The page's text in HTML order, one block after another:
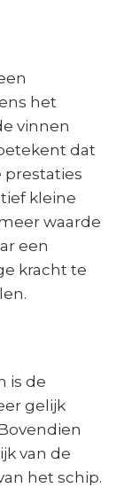
het
vinnen
dat
prestaties
kleine
waarde
een
kracht te
is de
gelijk
van de
het schip.